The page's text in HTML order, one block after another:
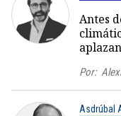
Antes
Por:
Asdrúbal